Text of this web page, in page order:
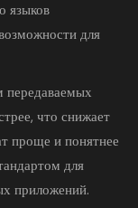
языков
для
что снижает
проще и понятнее
для
приложений.